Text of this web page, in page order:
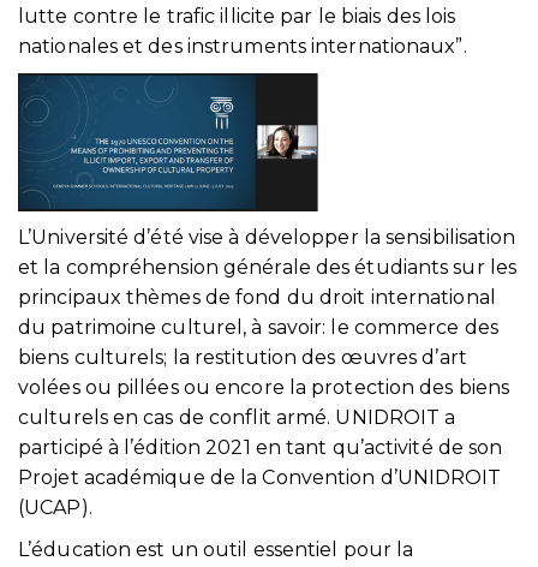
lutte contre le trafic illicite par le biais des lois
nationales et des instruments internationaux”.
L’Université d’été vise à développer la sensibilisation
et la compréhension générale des étudiants sur les
principaux thèmes de fond du droit international
du patrimoine culturel, à savoir: le commerce des
biens culturels; la restitution des œuvres d’art
volées ou pillées ou encore la protection des biens
culturels en cas de conflit armé. UNIDROIT a
participé à l’édition 2021 en tant qu’activité de son
Projet académique de la Convention d’UNIDROIT
(UCAP).
L’éducation est un outil essentiel pour la